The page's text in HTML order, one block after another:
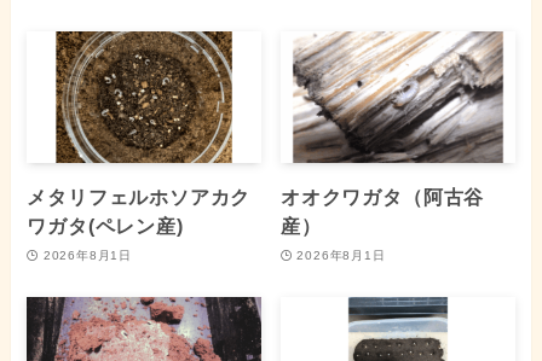
メタリフェルホソアカク
ワガタ(ペレン産)
2026年8月1日
オオクワガタ（阿古谷
産）
2026年8月1日